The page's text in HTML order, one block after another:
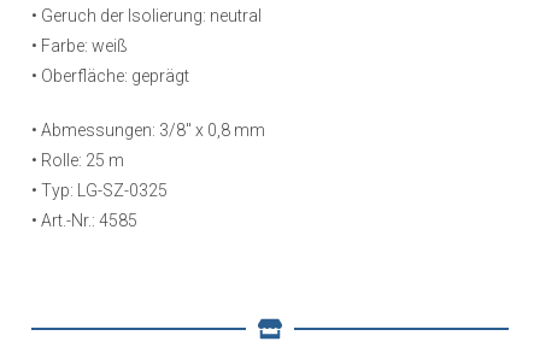
• Geruch der Isolierung: neutral
• Farbe: weiß
• Oberfläche: geprägt
• Abmessungen: 3/8″ x 0,8 mm
• Rolle: 25 m
• Typ: LG-SZ-0325
• Art.-Nr.: 4585